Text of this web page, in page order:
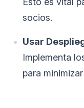
socios.
Usar
Implementa
para